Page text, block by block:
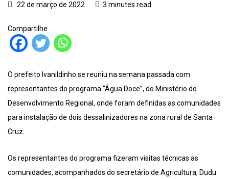
22 de março de 2022 3 minutes read
Compartilhe
O prefeito Ivanildinho se reuniu na semana passada com
representantes do programa “Água Doce”, do Ministério do
Desenvolvimento Regional, onde foram definidas as comunidades
para instalação de dois dessalinizadores na zona rural de Santa
Cruz.
Os representantes do programa fizeram visitas técnicas as
comunidades, acompanhados do secretário de Agricultura, Dudu